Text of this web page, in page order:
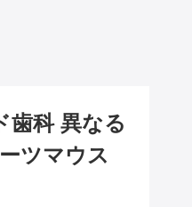
歯科 異なる
ツマウス